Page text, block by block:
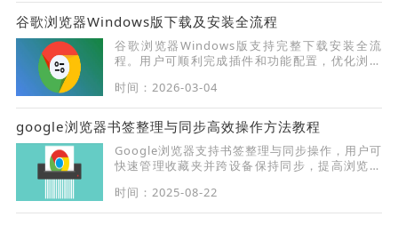
谷歌浏览器Windows版下载及安装全流程
谷歌浏览器Windows版支持完整下载安装全流
程。用户可顺利完成插件和功能配置，优化浏览
时间：2026-03-04
google浏览器书签整理与同步高效操作方法教程
Google浏览器支持书签整理与同步操作，用户可
快速管理收藏夹并跨设备保持同步，提高浏览效
时间：2025-08-22